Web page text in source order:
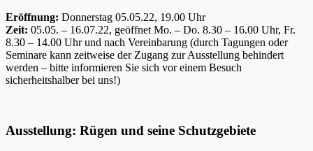
Eröffnung: Donnerstag 05.05.22, 19.00 Uhr
Zeit: 05.05. – 16.07.22, geöffnet Mo. – Do. 8.30 – 16.00 Uhr, Fr.
8.30 – 14.00 Uhr und nach Vereinbarung (durch Tagungen oder
Seminare kann zeitweise der Zugang zur Ausstellung behindert
werden – bitte informieren Sie sich vor einem Besuch
sicherheitshalber bei uns!)
Ausstellung: Rügen und seine Schutzgebiete